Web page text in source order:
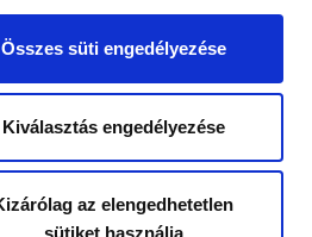
Összes süti engedélyezése
Kiválasztás engedélyezése
az elengedhetetlen
sütiket használja